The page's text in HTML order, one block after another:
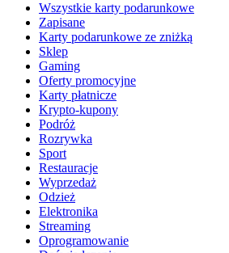
Wszystkie karty podarunkowe
Zapisane
Karty podarunkowe ze zniżką
Sklep
Gaming
Oferty promocyjne
Karty płatnicze
Krypto-kupony
Podróż
Rozrywka
Sport
Restauracje
Wyprzedaż
Odzież
Elektronika
Streaming
Oprogramowanie